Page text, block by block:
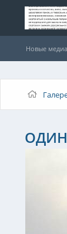
Новые медиа